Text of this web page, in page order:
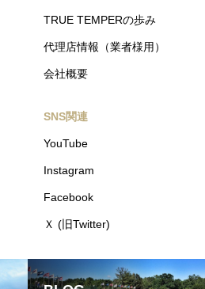
TRUE TEMPERの歩み
代理店情報（業者様用）
会社概要
SNS関連
YouTube
Instagram
Facebook
Ｘ (旧Twitter)